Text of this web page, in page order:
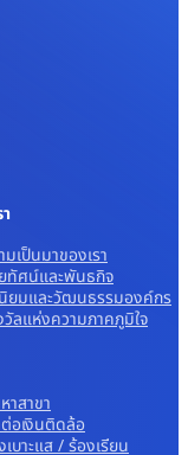
มเป็นมาของเรา
ทัศน์และพันธกิจ
ยมและวัฒนธรรมองค์กร
วัลแห่งความภาคภูมิใจ
าสาขา
อเงินติดล้อ
เบาะแส / ร้องเรียน